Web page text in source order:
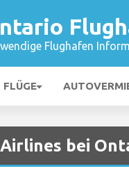
Flughafen
FLÜGE
bei